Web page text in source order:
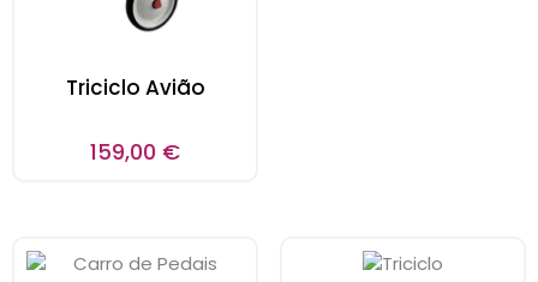
Triciclo Avião
159,00 €